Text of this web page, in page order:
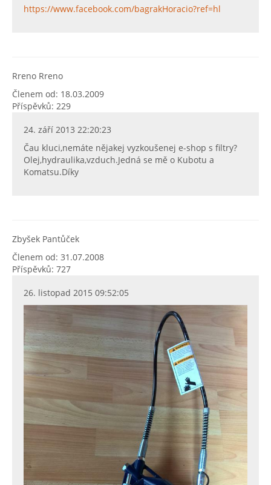
https://www.facebook.com/bagrakHoracio?ref=hl
Rreno Rreno
Členem od: 18.03.2009
Příspěvků: 229
24. září 2013 22:20:23
Čau kluci,nemáte nějakej vyzkoušenej e-shop s filtry?
Olej,hydraulika,vzduch.Jedná se mě o Kubotu a
Komatsu.Díky
Zbyšek Pantůček
Členem od: 31.07.2008
Příspěvků: 727
26. listopad 2015 09:52:05